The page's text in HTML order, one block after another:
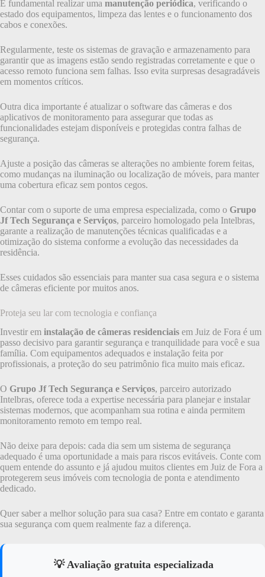
É fundamental realizar uma manutenção periódica, verificando o
estado dos equipamentos, limpeza das lentes e o funcionamento dos
cabos e conexões.
Regularmente, teste os sistemas de gravação e armazenamento para
garantir que as imagens estão sendo registradas corretamente e que o
acesso remoto funciona sem falhas. Isso evita surpresas desagradáveis
em momentos críticos.
Outra dica importante é atualizar o software das câmeras e dos
aplicativos de monitoramento para assegurar que todas as
funcionalidades estejam disponíveis e protegidas contra falhas de
segurança.
Ajuste a posição das câmeras se alterações no ambiente forem feitas,
como mudanças na iluminação ou localização de móveis, para manter
uma cobertura eficaz sem pontos cegos.
Contar com o suporte de uma empresa especializada, como o Grupo
Jf Tech Segurança e Serviços, parceiro homologado pela Intelbras,
garante a realização de manutenções técnicas qualificadas e a
otimização do sistema conforme a evolução das necessidades da
residência.
Esses cuidados são essenciais para manter sua casa segura e o sistema
de câmeras eficiente por muitos anos.
Proteja seu lar com tecnologia e confiança
Investir em instalação de câmeras residenciais em Juiz de Fora é um
passo decisivo para garantir segurança e tranquilidade para você e sua
família. Com equipamentos adequados e instalação feita por
profissionais, a proteção do seu patrimônio fica muito mais eficaz.
O Grupo Jf Tech Segurança e Serviços, parceiro autorizado
Intelbras, oferece toda a expertise necessária para planejar e instalar
sistemas modernos, que acompanham sua rotina e ainda permitem
monitoramento remoto em tempo real.
Não deixe para depois: cada dia sem um sistema de segurança
adequado é uma oportunidade a mais para riscos evitáveis. Conte com
quem entende do assunto e já ajudou muitos clientes em Juiz de Fora a
protegerem seus imóveis com tecnologia de ponta e atendimento
dedicado.
Quer saber a melhor solução para sua casa? Entre em contato e garanta
sua segurança com quem realmente faz a diferença.
💡 Avaliação gratuita especializada